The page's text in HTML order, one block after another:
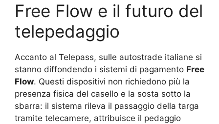
Free Flow e il futuro del
telepedaggio
Accanto al Telepass, sulle autostrade italiane si
stanno diffondendo i sistemi di pagamento Free
Flow. Questi dispositivi non richiedono più la
presenza fisica del casello e la sosta sotto la
sbarra: il sistema rileva il passaggio della targa
tramite telecamere, attribuisce il pedaggio